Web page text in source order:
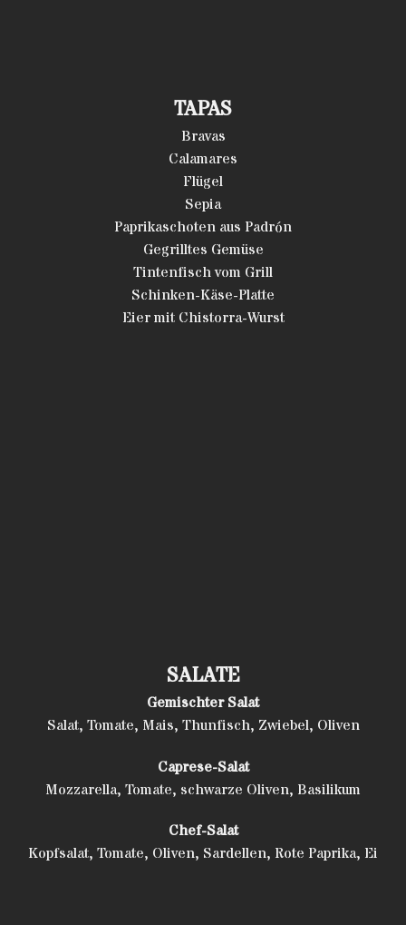
TAPAS
Bravas
Calamares
Flügel
Sepia
Paprikaschoten aus Padrón
Gegrilltes Gemüse
Tintenfisch vom Grill
Schinken-Käse-Platte
Eier mit Chistorra-Wurst
SALATE
Gemischter Salat
Salat, Tomate, Mais, Thunfisch, Zwiebel, Oliven
Caprese-Salat
Mozzarella, Tomate, schwarze Oliven, Basilikum
Chef-Salat
Kopfsalat, Tomate, Oliven, Sardellen, Rote Paprika, Ei